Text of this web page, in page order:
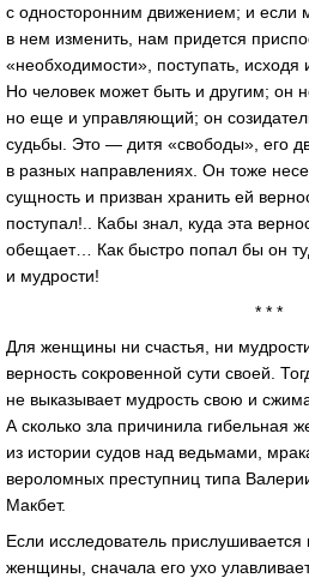
с односторонним движением; и если
в нем изменить, нам придется
«необходимости», поступать, исходя
Но человек может быть и другим; он
но еще и управляющий; он
судьбы. Это — дитя «свободы», его
в разных направлениях. Он тоже
сущность и призван хранить ей
поступал!.. Кабы знал, куда эта
обещает… Как быстро попал бы он
и мудрости!
* * *
Для женщины ни счастья, ни
верность сокровенной сути своей.
не выказывает мудрость свою и
А сколько зла причинила гибельная
из истории судов над ведьмами,
вероломных преступниц типа
Макбет.
Если исследователь прислушивается
женщины, сначала его ухо